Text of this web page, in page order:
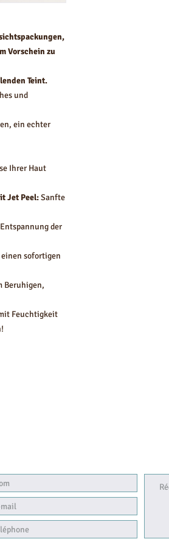
Vorschein zu
Teint.
und
ein echter
Ihrer Haut
Jet Peel:Sanfte
der
sofortigen
Beruhigen,
Feuchtigkeit